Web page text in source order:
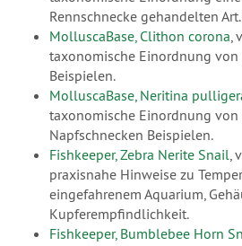
Rennschnecke gehandelten Art.
MolluscaBase, Clithon corona,
taxonomische Einordnung von
Beispielen.
MolluscaBase, Neritina
taxonomische Einordnung
Napfschnecken Beispielen.
Fishkeeper, Zebra Nerite Snail,
praxisnahe Hinweise zu
eingefahrenem Aquarium,
Kupferempfindlichkeit.
Fishkeeper, Bumblebee Horn